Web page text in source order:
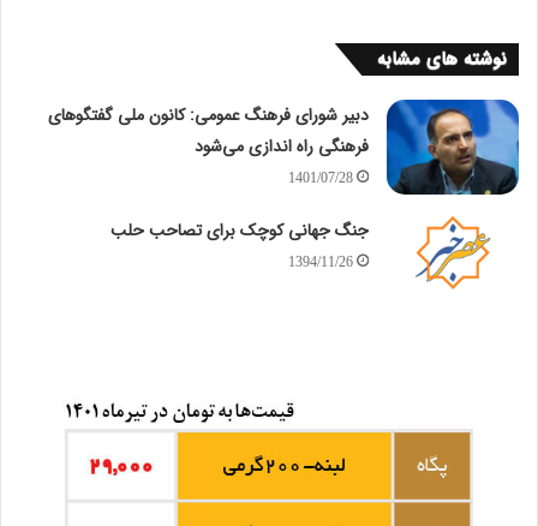
نوشته های مشابه
دبیر شورای فرهنگ عمومی: کانون ملی گفتگوهای
فرهنگی راه اندازی می‌شود
1401/07/28
جنگ جهانی کوچک برای تصاحب حلب
1394/11/26